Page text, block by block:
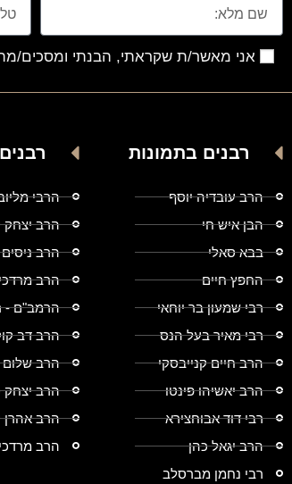
אני מאשר/ת שקראתי, הבנתי ומסכים/
רבנים בתמונות
הרב עובדיה יוסף
הבן איש חי
בבא סאלי
החפץ חיים
רבי שמעון בר יוחאי
רבי מאיר בעל הנס
הרב חיים קנייבסקי
הרב יאשיהו פינטו
רבי דוד אבוחצירא
הרב יגאל כהן
רבי נחמן מברסלב
הרבי
הרב יצחק
הרב ניסים
הרב
הרמב"ם -
הרב דב
הרב שלום
הרב יצחק
הרב אהרן
הרב